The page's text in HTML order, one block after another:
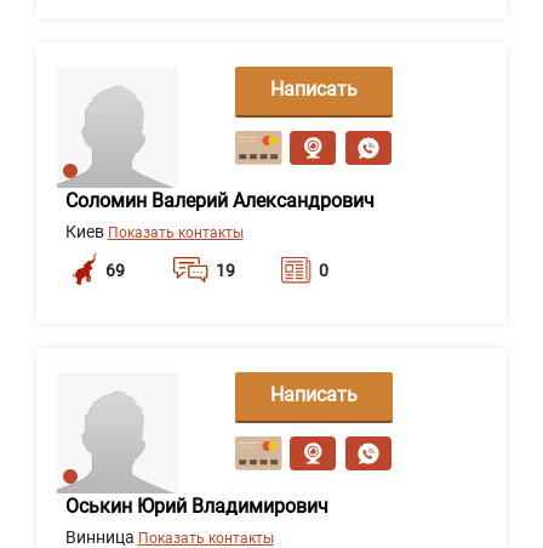
Соломин Валерий Александрович
Киев Показать контакты
69 19 0
Написать
сообщение
Оськин Юрий Владимирович
Винница Показать контакты
Написать
сообщение